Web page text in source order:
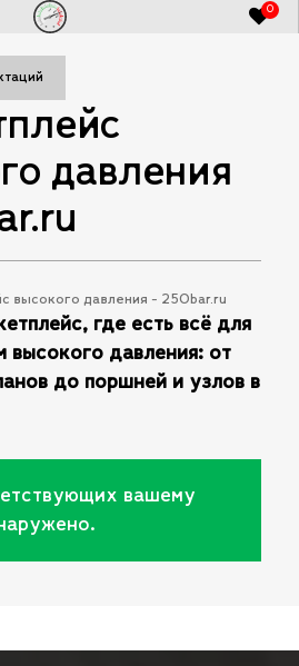
0
250bar.ru
давления
высокого давления - 250bar.ru
где есть всё для
высокого давления: от
до поршней и узлов в
вашему